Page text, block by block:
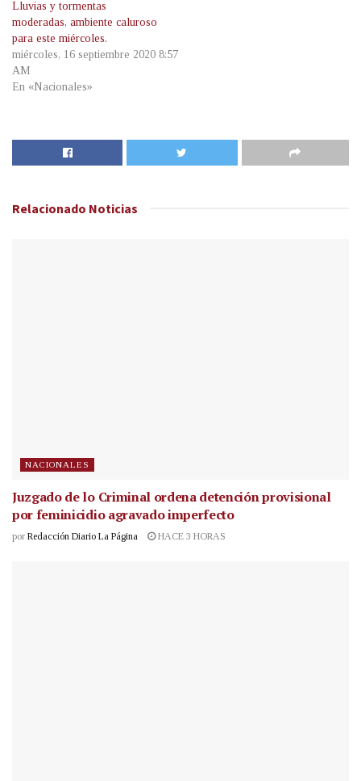
Lluvias y tormentas
moderadas, ambiente caluroso
para este miércoles.
miércoles, 16 septiembre 2020 8:57
AM
En «Nacionales»
Relacionado Noticias
NACIONALES
Juzgado de lo Criminal ordena detención provisional
por feminicidio agravado imperfecto
por Redacción Diario La Página HACE 3 HORAS